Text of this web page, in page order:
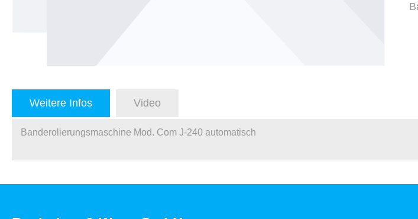
Weitere Infos Video
Banderolierungsmaschine Mod. Com J-240 automatisch